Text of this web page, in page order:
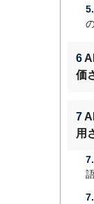
6
価
7
用